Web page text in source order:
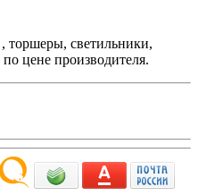
торшеры, светильники,
цене производителя.